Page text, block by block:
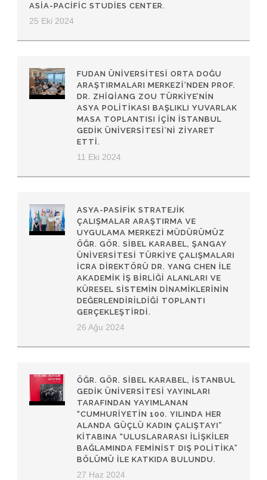
ASIA-PACIFIC STUDIES CENTER.
25 Eki 2024
FUDAN ÜNIVERSITESI ORTA DOĞU
ARAŞTIRMALARI MERKEZI’NDEN PROF.
DR. ZHIQIANG ZOU TÜRKIYE’NIN
ASYA POLITIKASI BAŞLIKLI YUVARLAK
MASA TOPLANTISI IÇIN İSTANBUL
GEDIK ÜNIVERSITESI’NI ZIYARET
ETTI.
11 Eki 2024
ASYA-PASIFIK STRATEJIK
ÇALIŞMALAR ARAŞTIRMA VE
UYGULAMA MERKEZI MÜDÜRÜMÜZ
ÖĞR. GÖR. SIBEL KARABEL, ŞANGAY
ÜNIVERSITESI TÜRKIYE ÇALIŞMALARI
İCRA DIREKTÖRÜ DR. YANG CHEN ILE
AKADEMIK IŞ BIRLIĞI ALANLARI VE
KÜRESEL SISTEMIN DINAMIKLERININ
DEĞERLENDIRILDIĞI TOPLANTI
GERÇEKLEŞTIRDI.
26 Ağu 2024
ÖĞR. GÖR. SIBEL KARABEL, İSTANBUL
GEDIK ÜNIVERSITESI YAYINLARI
TARAFINDAN YAYIMLANAN
“CUMHURIYETIN 100. YILINDA HER
ALANDA GÜÇLÜ KADIN ÇALIŞTAYI”
KITABINA “ULUSLARARASI İLIŞKILER
BAĞLAMINDA FEMINIST DIŞ POLITIKA”
BÖLÜMÜ ILE KATKIDA BULUNDU.
27 Haz 2024